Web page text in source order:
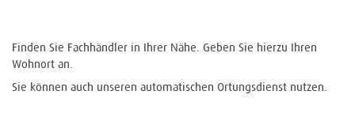
Finden Sie Fachhändler in Ihrer Nähe. Geben Sie hierzu Ihren
Wohnort an.
Sie können auch unseren automatischen Ortungsdienst nutzen.